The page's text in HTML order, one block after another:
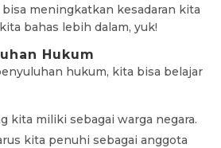
meningkatkan kesadaran kita
bahas lebih dalam, yuk!
Hukum
hukum, kita bisa belajar
kita miliki sebagai warga negara.
kita penuhi sebagai anggota